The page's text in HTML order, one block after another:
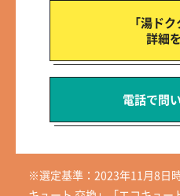
「湯ド
詳細
電話で問
※選定基準：2023年11月8日